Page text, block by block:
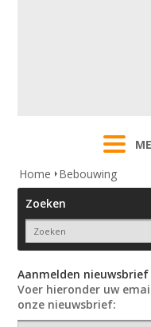
Home
Bebouwing
Zoeken
Aanmelden nieuwsbrief
Voer hieronder uw
onze nieuwsbrief: